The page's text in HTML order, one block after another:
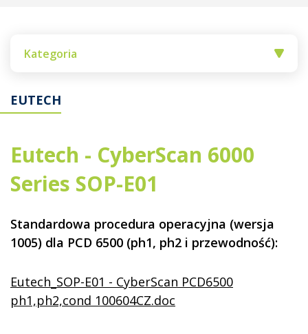
Kategoria
EUTECH
Eutech - CyberScan 6000
Series SOP-E01
Standardowa procedura operacyjna (wersja
1005) dla PCD 6500 (ph1, ph2 i przewodność):
Eutech_SOP-E01 - CyberScan PCD6500
ph1,ph2,cond 100604CZ.doc